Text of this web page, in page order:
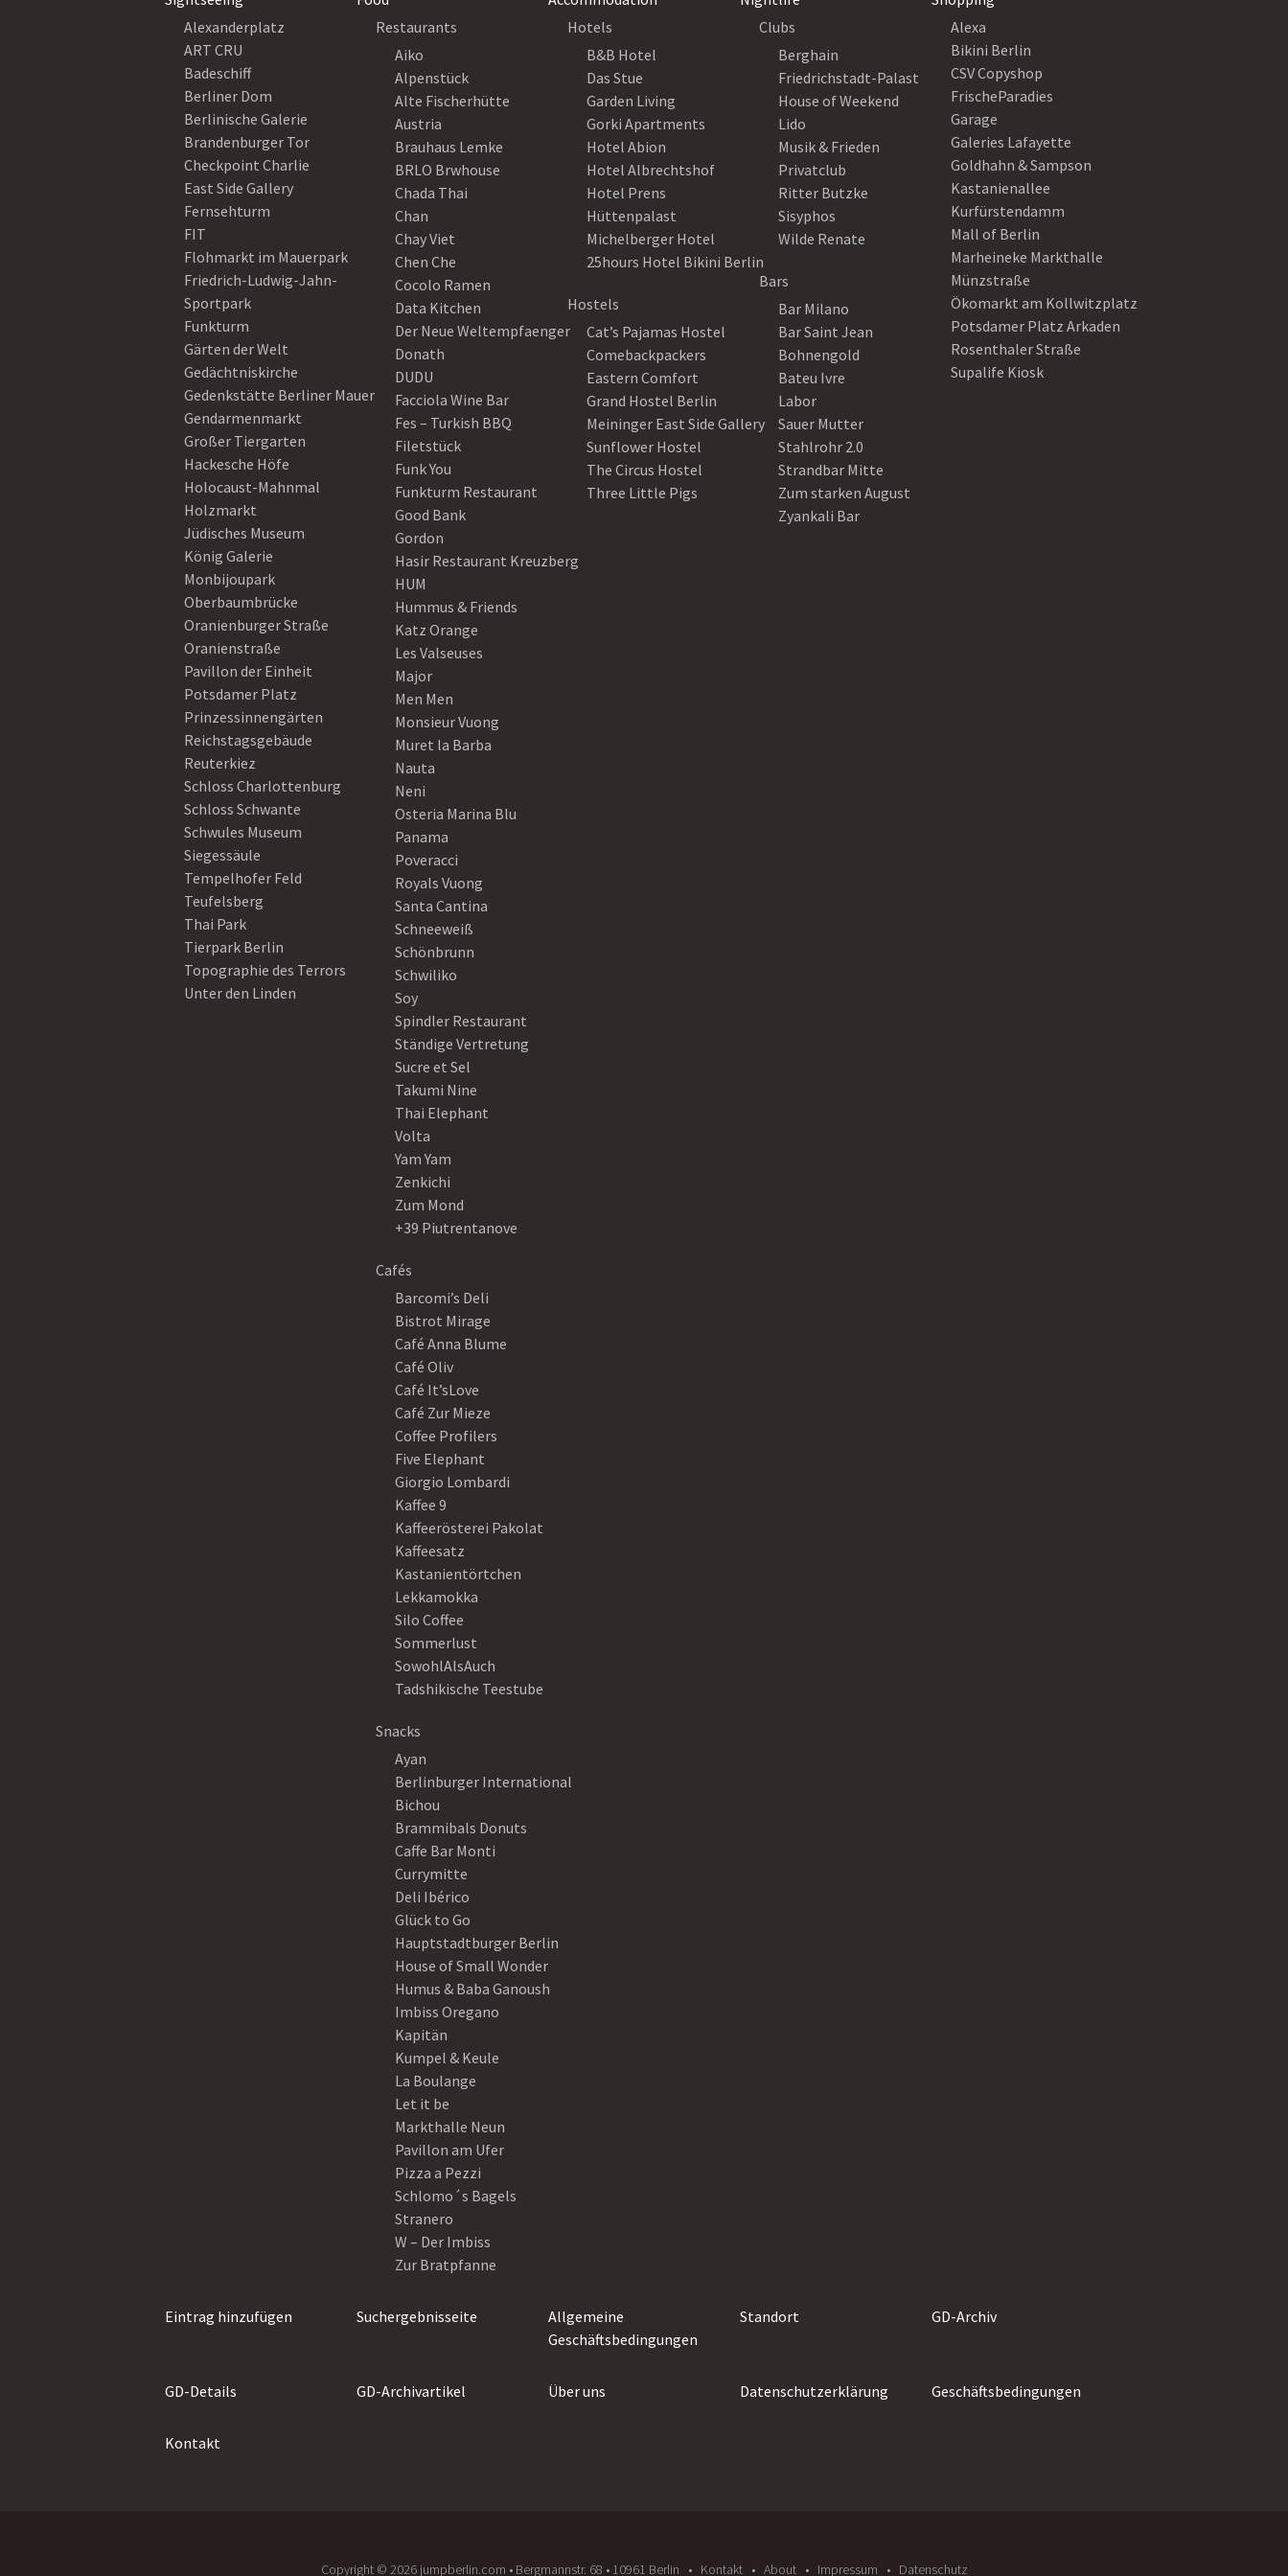
Alexanderplatz
ART CRU
Badeschiff
Berliner Dom
Berlinische Galerie
Brandenburger Tor
Checkpoint Charlie
East Side Gallery
Fernsehturm
FIT
Flohmarkt im Mauerpark
Friedrich-Ludwig-Jahn-
Sportpark
Funkturm
Gärten der Welt
Gedächtniskirche
Gedenkstätte Berliner Mauer
Gendarmenmarkt
Großer Tiergarten
Hackesche Höfe
Holocaust-Mahnmal
Holzmarkt
Jüdisches Museum
König Galerie
Monbijoupark
Oberbaumbrücke
Oranienburger Straße
Oranienstraße
Pavillon der Einheit
Potsdamer Platz
Prinzessinnengärten
Reichstagsgebäude
Reuterkiez
Schloss Charlottenburg
Schloss Schwante
Schwules Museum
Siegessäule
Tempelhofer Feld
Teufelsberg
Thai Park
Tierpark Berlin
Topographie des Terrors
Unter den Linden
Restaurants
Aiko
Alpenstück
Alte Fischerhütte
Austria
Brauhaus Lemke
BRLO Brwhouse
Chada Thai
Chan
Chay Viet
Chen Che
Cocolo Ramen
Data Kitchen
Der Neue Weltempfaenger
Donath
DUDU
Facciola Wine Bar
Fes – Turkish BBQ
Filetstück
Funk You
Funkturm Restaurant
Good Bank
Gordon
Hasir Restaurant Kreuzberg
HUM
Hummus & Friends
Katz Orange
Les Valseuses
Major
Men Men
Monsieur Vuong
Muret la Barba
Nauta
Neni
Osteria Marina Blu
Panama
Poveracci
Royals Vuong
Santa Cantina
Schneeweiß
Schönbrunn
Schwiliko
Soy
Spindler Restaurant
Ständige Vertretung
Sucre et Sel
Takumi Nine
Thai Elephant
Volta
Yam Yam
Zenkichi
Zum Mond
+39 Piutrentanove
Cafés
Barcomi’s Deli
Bistrot Mirage
Café Anna Blume
Café Oliv
Café It’sLove
Café Zur Mieze
Coffee Profilers
Five Elephant
Giorgio Lombardi
Kaffee 9
Kaffeerösterei Pakolat
Kaffeesatz
Kastanientörtchen
Lekkamokka
Silo Coffee
Sommerlust
SowohlAlsAuch
Tadshikische Teestube
Snacks
Ayan
Berlinburger International
Bichou
Brammibals Donuts
Caffe Bar Monti
Currymitte
Deli Ibérico
Glück to Go
Hauptstadtburger Berlin
House of Small Wonder
Humus & Baba Ganoush
Imbiss Oregano
Kapitän
Kumpel & Keule
La Boulange
Let it be
Markthalle Neun
Pavillon am Ufer
Pizza a Pezzi
Schlomo´s Bagels
Stranero
W – Der Imbiss
Zur Bratpfanne
Hotels
B&B Hotel
Das Stue
Garden Living
Gorki Apartments
Hotel Abion
Hotel Albrechtshof
Hotel Prens
Hüttenpalast
Michelberger Hotel
25hours Hotel Bikini Berlin
Hostels
Cat’s Pajamas Hostel
Comebackpackers
Eastern Comfort
Grand Hostel Berlin
Meininger East Side Gallery
Sunflower Hostel
The Circus Hostel
Three Little Pigs
Clubs
Berghain
Friedrichstadt-Palast
House of Weekend
Lido
Musik & Frieden
Privatclub
Ritter Butzke
Sisyphos
Wilde Renate
Bars
Bar Milano
Bar Saint Jean
Bohnengold
Bateu Ivre
Labor
Sauer Mutter
Stahlrohr 2.0
Strandbar Mitte
Zum starken August
Zyankali Bar
Alexa
Bikini Berlin
CSV Copyshop
FrischeParadies
Garage
Galeries Lafayette
Goldhahn & Sampson
Kastanienallee
Kurfürstendamm
Mall of Berlin
Marheineke Markthalle
Münzstraße
Ökomarkt am Kollwitzplatz
Potsdamer Platz Arkaden
Rosenthaler Straße
Supalife Kiosk
Eintrag hinzufügen Suchergebnisseite
Allgemeine
Geschäftsbedingungen
Standort GD-Archiv
GD-Details GD-Archivartikel Über uns Datenschutzerklärung Geschäftsbedingungen
Kontakt
Copyright ©️ 2026 jumpberlin.com • Bergmannstr. 68 • 10961 Berlin Kontakt About Impressum Datenschutz